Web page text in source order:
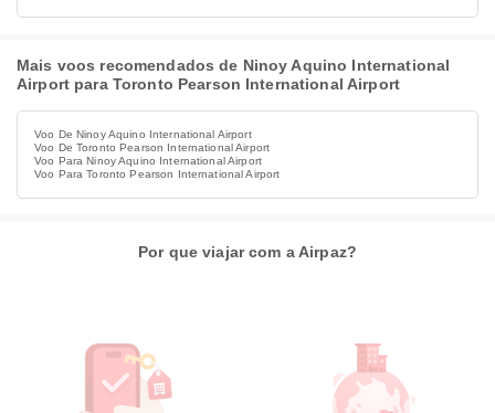
Mais voos recomendados de Ninoy Aquino International
Airport para Toronto Pearson International Airport
Voo De Ninoy Aquino International Airport
Voo De Toronto Pearson International Airport
Voo Para Ninoy Aquino International Airport
Voo Para Toronto Pearson International Airport
Por que viajar com a Airpaz?